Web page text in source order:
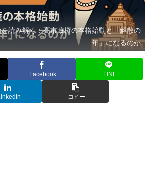
読み解く：高市政権の本格始動と「解散の
年」になるのか
Facebook LINE
コピー